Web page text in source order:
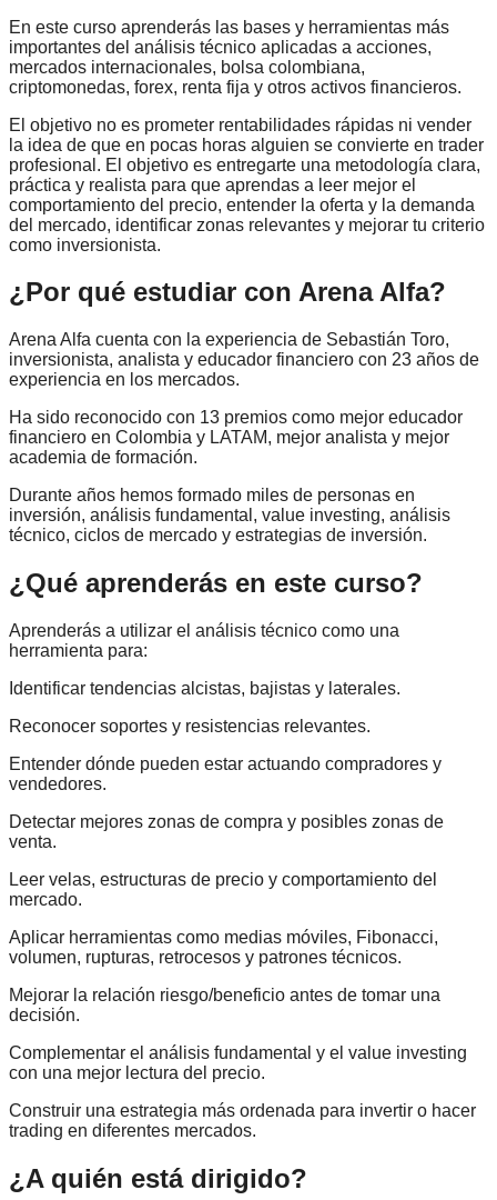
En este curso aprenderás las bases y herramientas más
importantes del análisis técnico aplicadas a acciones,
mercados internacionales, bolsa colombiana,
criptomonedas, forex, renta fija y otros activos financieros.
El objetivo no es prometer rentabilidades rápidas ni vender
la idea de que en pocas horas alguien se convierte en trader
profesional. El objetivo es entregarte una metodología clara,
práctica y realista para que aprendas a leer mejor el
comportamiento del precio, entender la oferta y la demanda
del mercado, identificar zonas relevantes y mejorar tu criterio
como inversionista.
¿Por qué estudiar con Arena Alfa?
Arena Alfa cuenta con la experiencia de Sebastián Toro,
inversionista, analista y educador financiero con 23 años de
experiencia en los mercados.
Ha sido reconocido con 13 premios como mejor educador
financiero en Colombia y LATAM, mejor analista y mejor
academia de formación.
Durante años hemos formado miles de personas en
inversión, análisis fundamental, value investing, análisis
técnico, ciclos de mercado y estrategias de inversión.
¿Qué aprenderás en este curso?
Aprenderás a utilizar el análisis técnico como una
herramienta para:
Identificar tendencias alcistas, bajistas y laterales.
Reconocer soportes y resistencias relevantes.
Entender dónde pueden estar actuando compradores y
vendedores.
Detectar mejores zonas de compra y posibles zonas de
venta.
Leer velas, estructuras de precio y comportamiento del
mercado.
Aplicar herramientas como medias móviles, Fibonacci,
volumen, rupturas, retrocesos y patrones técnicos.
Mejorar la relación riesgo/beneficio antes de tomar una
decisión.
Complementar el análisis fundamental y el value investing
con una mejor lectura del precio.
Construir una estrategia más ordenada para invertir o hacer
trading en diferentes mercados.
¿A quién está dirigido?